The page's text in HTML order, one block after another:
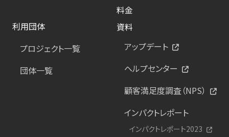
料金
利用団体
プロジェクト一覧
団体一覧
資料
アップデート
ヘルプセンター
顧客満足度調査（NPS）
インパクトレポート
インパクトレポート2023